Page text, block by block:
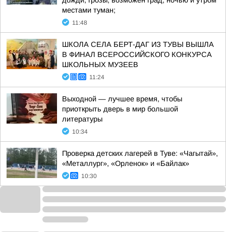
местами туман;
11:48
ШКОЛА СЕЛА БЕРТ-ДАГ ИЗ ТУВЫ ВЫШЛА
В ФИНАЛ ВСЕРОССИЙСКОГО КОНКУРСА
ШКОЛЬНЫХ МУЗЕЕВ
11:24
Выходной — лучшее время, чтобы
приоткрыть дверь в мир большой
литературы
10:34
Проверка детских лагерей в Туве: «Чагытай»,
«Металлург», «Орленок» и «Байлак»
10:30